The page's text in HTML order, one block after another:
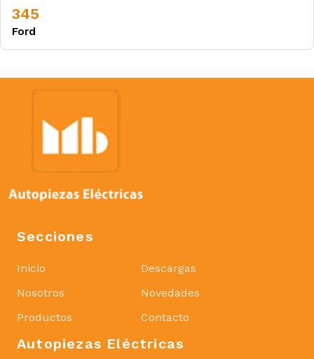
345
Ford
Secciones
Inicio
Nosotros
Productos
Descargas
Novedades
Contacto
Autopiezas Eléctricas